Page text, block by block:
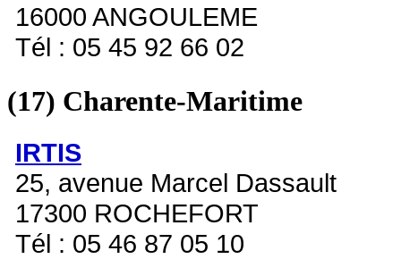
16000 ANGOULEME
Tél : 05 45 92 66 02
(17) Charente-Maritime
IRTIS
25, avenue Marcel Dassault
17300 ROCHEFORT
Tél : 05 46 87 05 10